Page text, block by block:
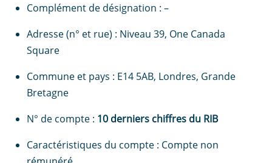
Complément de désignation : –
Adresse (n° et rue) : Niveau 39, One Canada
Square
Commune et pays : E14 5AB, Londres, Grande
Bretagne
N° de compte : 10 derniers chiffres du RIB
Caractéristiques du compte : Compte non